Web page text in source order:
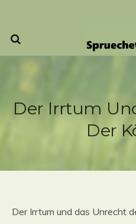
Der Irrtum
Der
Der Irrtum und das Unrecht